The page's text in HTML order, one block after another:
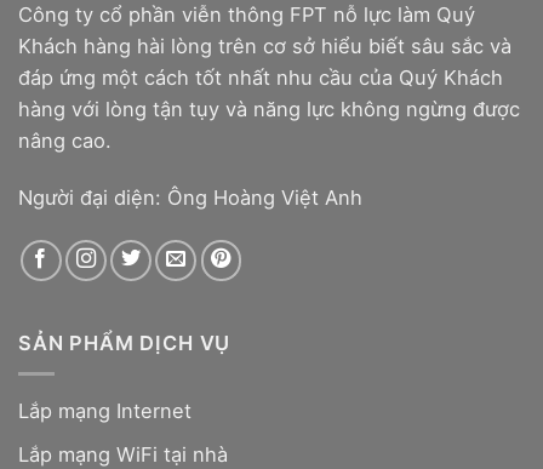
Công ty cổ phần viễn thông FPT nỗ lực làm Quý
Khách hàng hài lòng trên cơ sở hiểu biết sâu sắc và
đáp ứng một cách tốt nhất nhu cầu của Quý Khách
hàng với lòng tận tụy và năng lực không ngừng được
nâng cao.
Người đại diện: Ông Hoàng Việt Anh
SẢN PHẨM DỊCH VỤ
Lắp mạng Internet
Lắp mạng WiFi tại nhà